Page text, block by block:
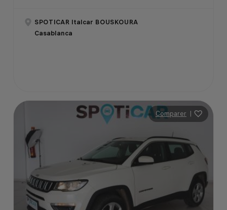
SPOTICAR Italcar BOUSKOURA
Casablanca
Comparer |